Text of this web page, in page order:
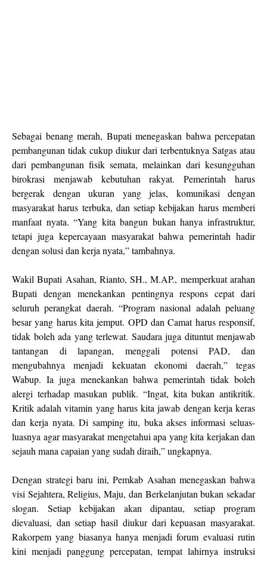
Sebagai benang merah, Bupati menegaskan bahwa percepatan
pembangunan tidak cukup diukur dari terbentuknya Satgas atau
dari pembangunan fisik semata, melainkan dari kesungguhan
birokrasi menjawab kebutuhan rakyat. Pemerintah harus
bergerak dengan ukuran yang jelas, komunikasi dengan
masyarakat harus terbuka, dan setiap kebijakan harus memberi
manfaat nyata. “Yang kita bangun bukan hanya infrastruktur,
tetapi juga kepercayaan masyarakat bahwa pemerintah hadir
dengan solusi dan kerja nyata,” tambahnya.
Wakil Bupati Asahan, Rianto, SH., M.AP., memperkuat arahan
Bupati dengan menekankan pentingnya respons cepat dari
seluruh perangkat daerah. “Program nasional adalah peluang
besar yang harus kita jemput. OPD dan Camat harus responsif,
tidak boleh ada yang terlewat. Saudara juga dituntut menjawab
tantangan di lapangan, menggali potensi PAD, dan
mengubahnya menjadi kekuatan ekonomi daerah,” tegas
Wabup. Ia juga menekankan bahwa pemerintah tidak boleh
alergi terhadap masukan publik. “Ingat, kita bukan antikritik.
Kritik adalah vitamin yang harus kita jawab dengan kerja keras
dan kerja nyata. Di samping itu, buka akses informasi seluas-
luasnya agar masyarakat mengetahui apa yang kita kerjakan dan
sejauh mana capaian yang sudah diraih,” ungkapnya.
Dengan strategi baru ini, Pemkab Asahan menegaskan bahwa
visi Sejahtera, Religius, Maju, dan Berkelanjutan bukan sekadar
slogan. Setiap kebijakan akan dipantau, setiap program
dievaluasi, dan setiap hasil diukur dari kepuasan masyarakat.
Rakorpem yang biasanya hanya menjadi forum evaluasi rutin
kini menjadi panggung percepatan, tempat lahirnya instruksi